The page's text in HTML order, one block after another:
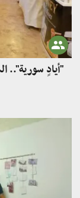
"أيادٍ سورية"..